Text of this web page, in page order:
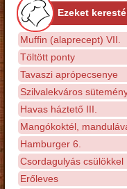
Ezeket
Muffin (alaprecept) VII.
Töltött ponty
Tavaszi aprópecsenye
Szilvalekváros
Havas háztető III.
Mangókoktél,
Hamburger 6.
Csordagulyás csülökkel
Erőleves